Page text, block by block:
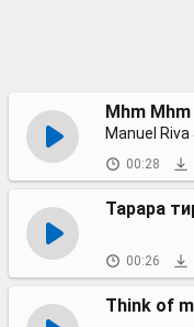
Mhm Mhm
Manuel Riva
00:28
Тарара
00:26
Think of